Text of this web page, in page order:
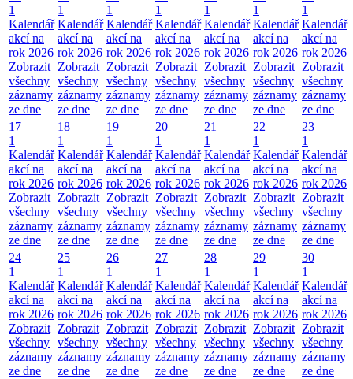
1
Kalendář
akcí na
rok 2026
Zobrazit
všechny
záznamy
ze dne
1
Kalendář
akcí na
rok 2026
Zobrazit
všechny
záznamy
ze dne
1
Kalendář
akcí na
rok 2026
Zobrazit
všechny
záznamy
ze dne
1
Kalendář
akcí na
rok 2026
Zobrazit
všechny
záznamy
ze dne
1
Kalendář
akcí na
rok 2026
Zobrazit
všechny
záznamy
ze dne
1
Kalendář
akcí na
rok 2026
Zobrazit
všechny
záznamy
ze dne
1
Kalendář
akcí na
rok 2026
Zobrazit
všechny
záznamy
ze dne
17
1
Kalendář
akcí na
rok 2026
Zobrazit
všechny
záznamy
ze dne
18
1
Kalendář
akcí na
rok 2026
Zobrazit
všechny
záznamy
ze dne
19
1
Kalendář
akcí na
rok 2026
Zobrazit
všechny
záznamy
ze dne
20
1
Kalendář
akcí na
rok 2026
Zobrazit
všechny
záznamy
ze dne
21
1
Kalendář
akcí na
rok 2026
Zobrazit
všechny
záznamy
ze dne
22
1
Kalendář
akcí na
rok 2026
Zobrazit
všechny
záznamy
ze dne
23
1
Kalendář
akcí na
rok 2026
Zobrazit
všechny
záznamy
ze dne
24
1
Kalendář
akcí na
rok 2026
Zobrazit
všechny
záznamy
ze dne
25
1
Kalendář
akcí na
rok 2026
Zobrazit
všechny
záznamy
ze dne
26
1
Kalendář
akcí na
rok 2026
Zobrazit
všechny
záznamy
ze dne
27
1
Kalendář
akcí na
rok 2026
Zobrazit
všechny
záznamy
ze dne
28
1
Kalendář
akcí na
rok 2026
Zobrazit
všechny
záznamy
ze dne
29
1
Kalendář
akcí na
rok 2026
Zobrazit
všechny
záznamy
ze dne
30
1
Kalendář
akcí na
rok 2026
Zobrazit
všechny
záznamy
ze dne